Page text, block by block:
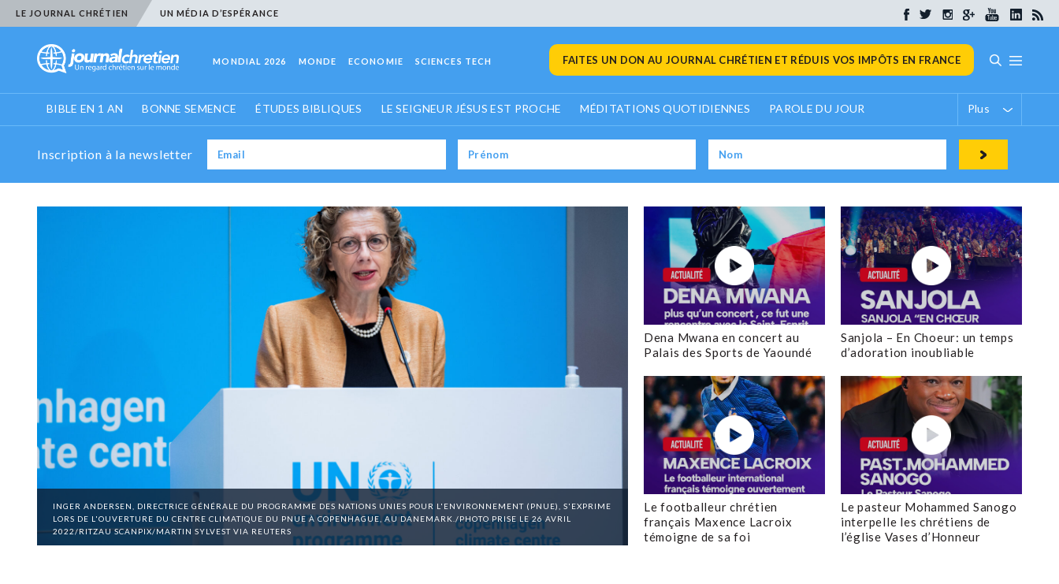
LE JOURNAL CHRÉTIEN UN MÉDIA D’ESPÉRANCE
MONDIAL 2026 MONDE ECONOMIE SCIENCES TECH FAITES UN DON AU JOURNAL CHRÉTIEN ET RÉDUIS VOS IMPÔTS EN FRANCE
BIBLE EN 1 AN BONNE SEMENCE ÉTUDES BIBLIQUES LE SEIGNEUR JÉSUS EST PROCHE MÉDITATIONS QUOTIDIENNES PAROLE DU JOUR Plus
Inscription à la newsletter
INGER ANDERSEN, DIRECTRICE GÉNÉRALE DU PROGRAMME DES NATIONS UNIES POUR L'ENVIRONNEMENT (PNUE), S'EXPRIME
LORS DE L'OUVERTURE DU CENTRE CLIMATIQUE DU PNUE À COPENHAGUE, AU DANEMARK./PHOTO PRISE LE 26 AVRIL
2022/RITZAU SCANPIX/MARTIN SYLVEST VIA REUTERS
Dena Mwana en concert au
Palais des Sports de Yaoundé
Sanjola – En Choeur: un temps
d’adoration inoubliable
Le footballeur chrétien
français Maxence Lacroix
témoigne de sa foi
Le pasteur Mohammed Sanogo
interpelle les chrétiens de
l’église Vases d’Honneur